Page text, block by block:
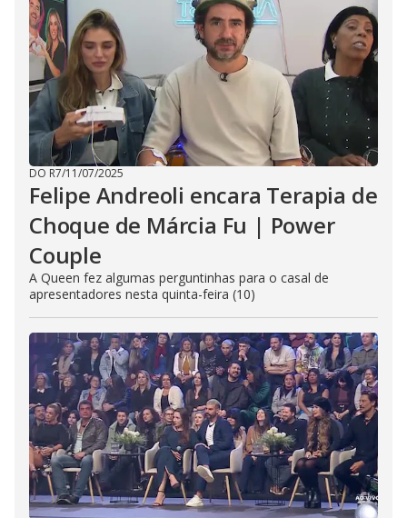
DO R7/11/07/2025
Felipe Andreoli encara Terapia de
Choque de Márcia Fu | Power
Couple
A Queen fez algumas perguntinhas para o casal de
apresentadores nesta quinta-feira (10)